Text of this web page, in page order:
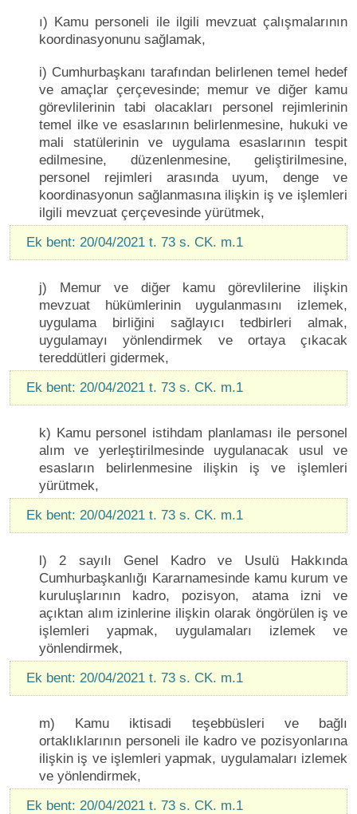
ı) Kamu personeli ile ilgili mevzuat çalışmalarının
koordinasyonunu sağlamak,
i) Cumhurbaşkanı tarafından belirlenen temel hedef
ve amaçlar çerçevesinde; memur ve diğer kamu
görevlilerinin tabi olacakları personel rejimlerinin
temel ilke ve esaslarının belirlenmesine, hukuki ve
mali statülerinin ve uygulama esaslarının tespit
edilmesine, düzenlenmesine, geliştirilmesine,
personel rejimleri arasında uyum, denge ve
koordinasyonun sağlanmasına ilişkin iş ve işlemleri
ilgili mevzuat çerçevesinde yürütmek,
Ek bent: 20/04/2021 t. 73 s. CK. m.1
j) Memur ve diğer kamu görevlilerine ilişkin
mevzuat hükümlerinin uygulanmasını izlemek,
uygulama birliğini sağlayıcı tedbirleri almak,
uygulamayı yönlendirmek ve ortaya çıkacak
tereddütleri gidermek,
Ek bent: 20/04/2021 t. 73 s. CK. m.1
k) Kamu personel istihdam planlaması ile personel
alım ve yerleştirilmesinde uygulanacak usul ve
esasların belirlenmesine ilişkin iş ve işlemleri
yürütmek,
Ek bent: 20/04/2021 t. 73 s. CK. m.1
l) 2 sayılı Genel Kadro ve Usulü Hakkında
Cumhurbaşkanlığı Kararnamesinde kamu kurum ve
kuruluşlarının kadro, pozisyon, atama izni ve
açıktan alım izinlerine ilişkin olarak öngörülen iş ve
işlemleri yapmak, uygulamaları izlemek ve
yönlendirmek,
Ek bent: 20/04/2021 t. 73 s. CK. m.1
m) Kamu iktisadi teşebbüsleri ve bağlı
ortaklıklarının personeli ile kadro ve pozisyonlarına
ilişkin iş ve işlemleri yapmak, uygulamaları izlemek
ve yönlendirmek,
Ek bent: 20/04/2021 t. 73 s. CK. m.1